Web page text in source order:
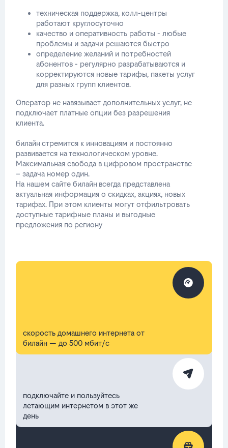
техническая поддержка, колл-центры
работают круглосуточно
качество и оперативность работы - любые
проблемы и задачи решаются быстро
определение желаний и потребностей
абонентов - регулярно разрабатываются и
корректируются новые тарифы, пакеты услуг
для разных групп клиентов.
Оператор не навязывает дополнительных услуг, не
подключает платные опции без разрешения
клиента.
билайн стремится к инновациям и постоянно
развивается на технологическом уровне.
Максимальная свобода в цифровом пространстве
– задача номер один.
На нашем сайте билайн всегда представлена
актуальная информация о скидках, акциях, новых
тарифах. При этом клиенты могут отфильтровать
доступные тарифные планы и выгодные
предложения по региону
скорость домашнего интернета от
билайн — до 500 мбит/с
подключайте и пользуйтесь
летающим интернетом в этот же
день